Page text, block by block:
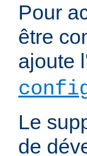
Pour
être
ajoute
Le
de